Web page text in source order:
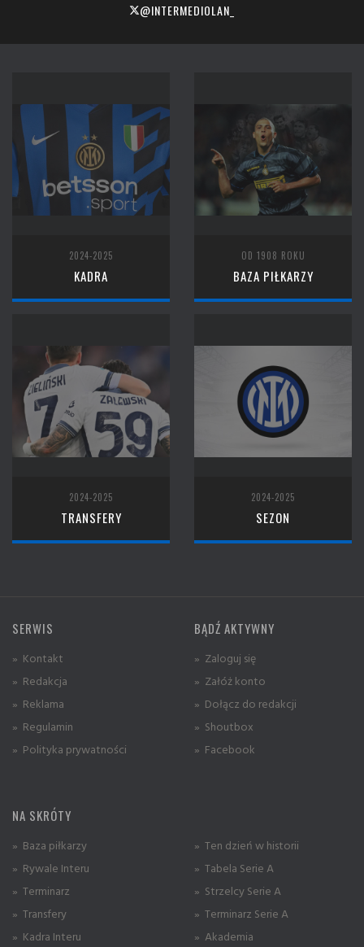
@INTERMEDIOLAN_
2024-2025
KADRA
OD 1908 ROKU
BAZA PIŁKARZY
2024-2025
TRANSFERY
2024-2025
SEZON
SERWIS
» Kontakt
» Redakcja
» Reklama
» Regulamin
» Polityka prywatności
BĄDŹ AKTYWNY
» Zaloguj się
» Załóż konto
» Dołącz do redakcji
» Shoutbox
» Facebook
NA SKRÓTY
» Baza piłkarzy
» Rywale Interu
» Terminarz
» Transfery
» Kadra Interu
» Ten dzień w historii
» Tabela Serie A
» Strzelcy Serie A
» Terminarz Serie A
» Akademia